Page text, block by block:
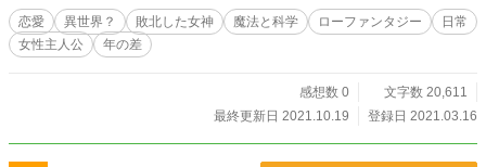
恋愛 異世界？ 敗北した女神 魔法と科学 ローファンタジー
日常
女性主人公
年の差
感想数 0
文字数 20,611
最終更新日 2021.10.19
登録日 2021.03.16